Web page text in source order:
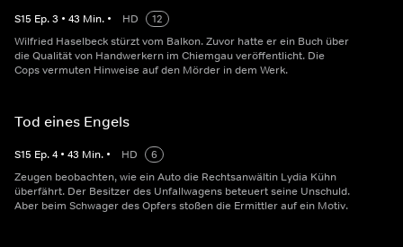
S15 Ep.3 • 43 Min. • HD
12
Wilfried Haselbeck stürzt vom Balkon. Zuvor hatte er ein Buch über
die Qualität von Handwerkern im Chiemgau veröffentlicht. Die
Cops vermuten Hinweise auf den Mörder in dem Werk.
Tod eines Engels
S15 Ep.4 • 43 Min. • HD
6
Zeugen beobachten, wie ein Auto die Rechtsanwältin Lydia Kühn
überfährt. Der Besitzer des Unfallwagens beteuert seine Unschuld.
Aber beim Schwager des Opfers stoßen die Ermittler auf ein Motiv.